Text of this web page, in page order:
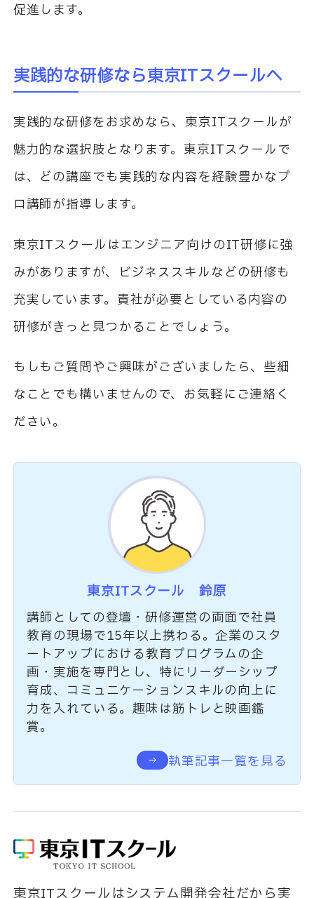
促進します。
実践的な研修なら東京ITスクールへ
実践的な研修をお求めなら、東京ITスクールが
魅力的な選択肢となります。東京ITスクールで
は、どの講座でも実践的な内容を経験豊かなプ
ロ講師が指導します。
東京ITスクールはエンジニア向けのIT研修に強
みがありますが、ビジネススキルなどの研修も
充実しています。貴社が必要としている内容の
研修がきっと見つかることでしょう。
もしもご質問やご興味がございましたら、些細
なことでも構いませんので、お気軽にご連絡く
ださい。
東京ITスクール 鈴原
講師としての登壇・研修運営の両面で社員
教育の現場で15年以上携わる。企業のスタ
ートアップにおける教育プログラムの企
画・実施を専門とし、特にリーダーシップ
育成、コミュニケーションスキルの向上に
力を入れている。趣味は筋トレと映画鑑
賞。
執筆記事一覧を見る
東京ITスクールはシステム開発会社だから実